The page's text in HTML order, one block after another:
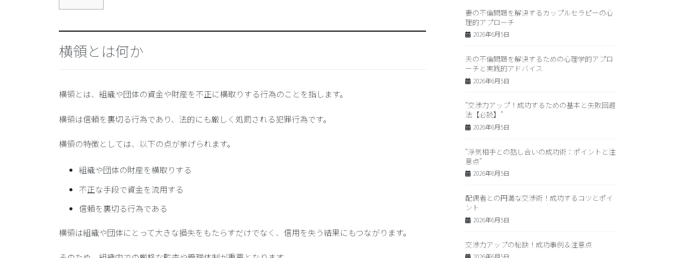
横領とは何か
横領とは、組織や団体の資金や財産を不正に横取りする行為のことを指します。
横領は信頼を裏切る行為であり、法的にも厳しく処罰される犯罪行為です。
横領の特徴としては、以下の点が挙げられます。
組織や団体の財産を横取りする
不正な手段で資金を流用する
信頼を裏切る行為である
横領は組織や団体にとって大きな損失をもたらすだけでなく、信用を失う結果にもつながります。
妻の不倫問題を解決するカップルセラピーの心
理的アプローチ
2026年6月5日
夫の不倫問題を解決するための心理学的アプロ
ーチと実践的アドバイス
2026年6月5日
“交渉力アップ！成功するための基本と失敗回避
法【必読】”
2026年6月5日
“浮気相手との話し合いの成功術：ポイントと注
意点”
2026年6月5日
配偶者との円満な交渉術！成功するコツとポイ
ント
2026年6月5日
交渉力アップの秘訣！成功事例＆注意点